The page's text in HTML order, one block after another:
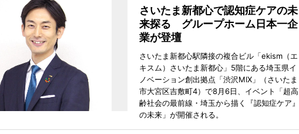
さいたま新都心で認知症ケアの未
来探る グループホーム日本一企
業が登壇
さいたま新都心駅隣接の複合ビル「ekism（エ
キスム）さいたま新都心」5階にある埼玉県イ
ノベーション創出拠点「渋沢MIX」（さいたま
市大宮区吉敷町4）で8月6日、イベント「超高
齢社会の最前線・埼玉から描く『認知症ケア』
の未来」が開催される。